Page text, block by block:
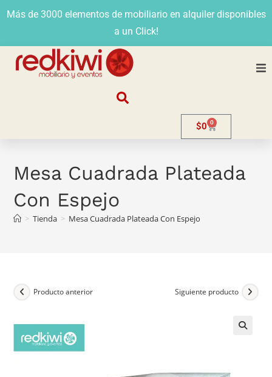
Más de 3000 elementos de mobiliario en alquiler disponibles
a un Click!
$0 0
Mesa Cuadrada Plateada
Con Espejo
> Tienda > Mesa Cuadrada Plateada Con Espejo
Producto anterior Siguiente producto